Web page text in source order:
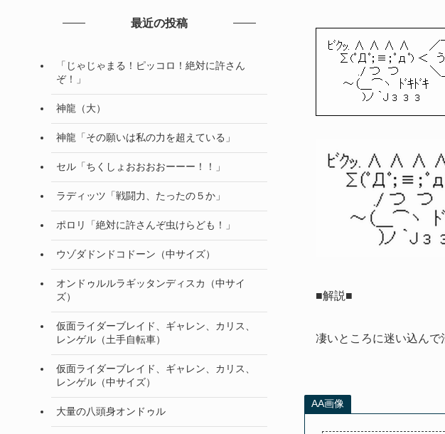
ﾋﾞｸｯ. ∧ ∧ ∧ ∧ ／￣￣
Σ(ﾟДﾟ；≡；ﾟдﾟ) ＜ う
./ つ つ ＼＿＿＿
～（＿⌒ヽ ﾄﾞｷﾄﾞｷ
)ノ ｀Jззз
■解説■
凄いところに迷い込んで
AA画像
最近の投稿
「じゃじゃまる！ピッコロ！絶対に許さん
ぞ！」
神龍（大）
神龍「その願いは私の力を超えている」
セル「ちくしょおおおおーーー！！」
ラディッツ「戦闘力、たったの５か」
ポロリ「絶対に許さんぞ虫けらども！」
ウゾダドンドコドーン（中サイズ）
オンドゥルルラギッタンディスカ（中サイ
ズ）
仮面ライダーブレイド、ギャレン、カリス、
レンゲル（土手自転車）
仮面ライダーブレイド、ギャレン、カリス、
レンゲル（中サイズ）
大量の八頭身オンドゥル